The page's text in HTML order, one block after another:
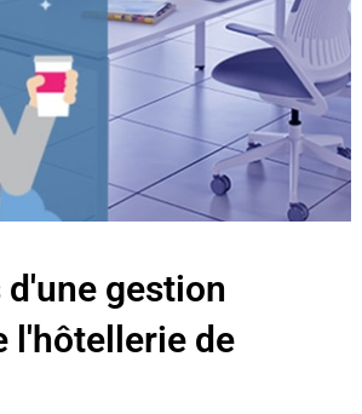
gestion
l'hôtellerie de